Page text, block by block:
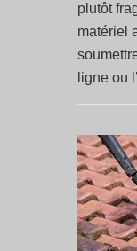
plutôt
matériel
ligne ou